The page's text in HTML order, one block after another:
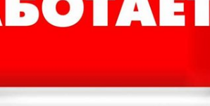
в удобном пластиковом кейсе
товары